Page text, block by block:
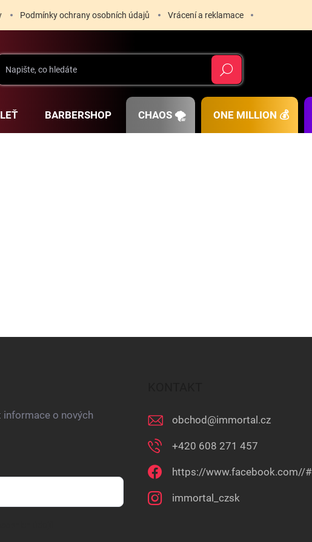
Podmínky ochrany osobních údajů Vrácení a reklamace
Hledat
BARBERSHOP CHAOS 🌪️ ONE MILLION 💰
informace o nových
obchod @immortal.cz
+420 608 271 457
https://www.facebook.com//#
immortal_czsk